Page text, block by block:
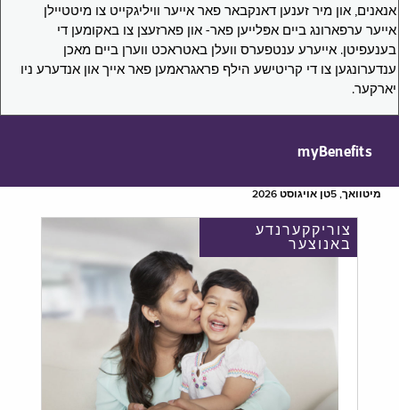
אנאנים, און מיר זענען דאנקבאר פאר אייער וויליגקייט צו מיטטיילן
אייער ערפארונג ביים אפּלייען פאר- און פארזעצן צו באקומען די
בענעפיטן. אייערע ענטפערס וועלן באטראכט ווערן ביים מאכן
ענדערונגען צו די קריטישע הילף פראגראמען פאר אייך און אנדערע ניו
יארקער.
myBenefits
מיטוואך, 5טן אויגוסט 2026
צוריקקערנדע
באנוצער